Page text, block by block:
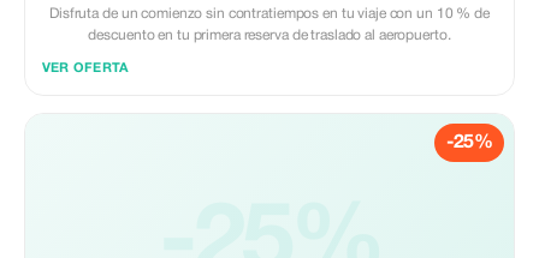
Disfruta de un comienzo sin contratiempos en tu viaje con un 10 % de
descuento en tu primera reserva de traslado al aeropuerto.
VER OFERTA
-25%